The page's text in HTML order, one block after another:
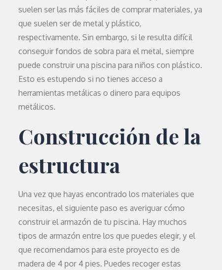
suelen ser las más fáciles de comprar materiales, ya
que suelen ser de metal y plástico,
respectivamente. Sin embargo, si le resulta difícil
conseguir fondos de sobra para el metal, siempre
puede construir una piscina para niños con plástico.
Esto es estupendo si no tienes acceso a
herramientas metálicas o dinero para equipos
metálicos.
Construcción de la
estructura
Una vez que hayas encontrado los materiales que
necesitas, el siguiente paso es averiguar cómo
construir el armazón de tu piscina. Hay muchos
tipos de armazón entre los que puedes elegir, y el
que recomendamos para este proyecto es de
madera de 4 por 4 pies. Puedes recoger estas